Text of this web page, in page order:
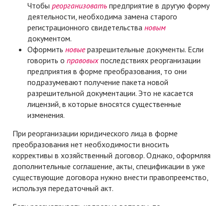
Чтобы реорганизовать предприятие в другую форму
деятельности, необходима замена старого
регистрационного свидетельства новым
документом.
Оформить новыеразрешительные документы. Если
говорить о правовых последствиях реорганизации
предприятия в форме преобразования, то они
подразумевают получение пакета новой
разрешительной документации. Это не касается
лицензий, в которые вносятся существенные
изменения.
При реорганизации юридического лица в форме
преобразования нет необходимости вносить
коррективы в хозяйственный договор. Однако, оформляя
дополнительные соглашение, акты, спецификации в уже
существующие договора нужно внести правопреемство,
используя передаточный акт.